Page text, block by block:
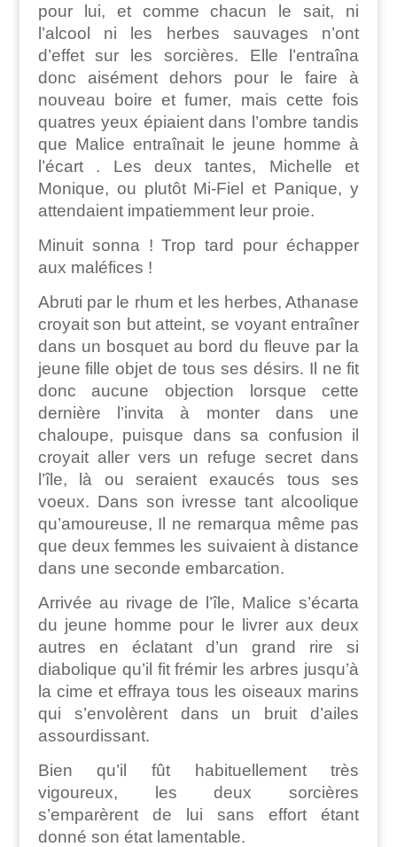
pour lui, et comme chacun le sait, ni
l’alcool ni les herbes sauvages n’ont
d’effet sur les sorcières. Elle l’entraîna
donc aisément dehors pour le faire à
nouveau boire et fumer, mais cette fois
quatres yeux épiaient dans l’ombre tandis
que Malice entraînait le jeune homme à
l’écart . Les deux tantes, Michelle et
Monique, ou plutôt Mi-Fiel et Panique, y
attendaient impatiemment leur proie.
Minuit sonna ! Trop tard pour échapper
aux maléfices !
Abruti par le rhum et les herbes, Athanase
croyait son but atteint, se voyant entraîner
dans un bosquet au bord du fleuve par la
jeune fille objet de tous ses désirs. Il ne fit
donc aucune objection lorsque cette
dernière l’invita à monter dans une
chaloupe, puisque dans sa confusion il
croyait aller vers un refuge secret dans
l’île, là ou seraient exaucés tous ses
voeux. Dans son ivresse tant alcoolique
qu’amoureuse, Il ne remarqua même pas
que deux femmes les suivaient à distance
dans une seconde embarcation.
Arrivée au rivage de l’île, Malice s’écarta
du jeune homme pour le livrer aux deux
autres en éclatant d’un grand rire si
diabolique qu’il fit frémir les arbres jusqu’à
la cime et effraya tous les oiseaux marins
qui s’envolèrent dans un bruit d’ailes
assourdissant.
Bien qu’il fût habituellement très
vigoureux, les deux sorcières
s’emparèrent de lui sans effort étant
donné son état lamentable.